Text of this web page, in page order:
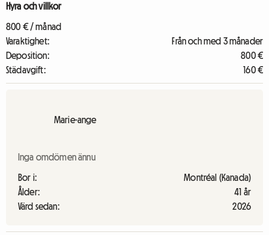
Hyra och villkor
800 € / månad
Varaktighet:
Från och med 3 månader
Deposition:
800 €
Städavgift:
160 €
Marie-ange
Inga omdömen ännu
Bor i:
Montréal (Kanada)
Ålder:
41 år
Värd sedan:
2026